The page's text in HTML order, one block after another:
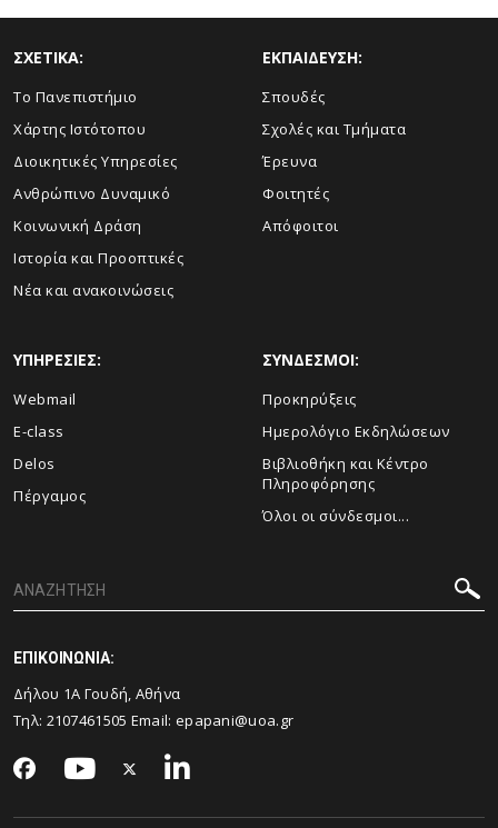
ΣΧΕΤΙΚΑ:
Το Πανεπιστήμιο
Χάρτης Ιστότοπου
Διοικητικές Υπηρεσίες
Ανθρώπινο Δυναμικό
Κοινωνική Δράση
Ιστορία και Προοπτικές
Νέα και ανακοινώσεις
ΕΚΠΑΙΔΕΥΣΗ:
Σπουδές
Σχολές και Τμήματα
Έρευνα
Φοιτητές
Απόφοιτοι
ΥΠΗΡΕΣΙΕΣ:
Webmail
E-class
Delos
Πέργαμος
ΣΥΝΔΕΣΜΟΙ:
Προκηρύξεις
Ημερολόγιο Εκδηλώσεων
Βιβλιοθήκη και Κέντρο
Πληροφόρησης
Όλοι οι σύνδεσμοι...
ΕΠΙΚΟΙΝΩΝΙΑ:
Δήλου 1Α Γουδή, Αθήνα
Τηλ: 2107461505 Email: epapani@uoa.gr